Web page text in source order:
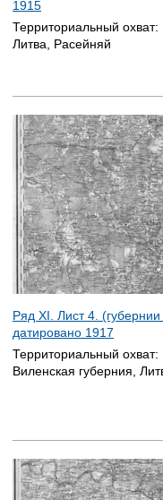
1915
Территориальный охват:
Литва, Расейняй
Ряд XI. Лист 4.
датировано 1917
Территориальный охват:
Виленская губерния,